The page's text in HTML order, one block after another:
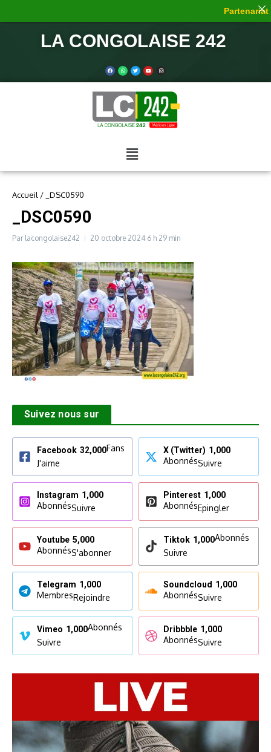
LA CONGOLAISE 242
Accueil / _DSC0590
_DSC0590
Par lacongolaise242 20 octobre 2024 6 h 29 min
Suivez nous sur
Facebook 32,000Fans
J'aime
X (Twitter) 1,000
AbonnésSuivre
Instagram 1,000
AbonnésSuivre
Pinterest 1,000
AbonnésEpingler
Youtube 5,000
AbonnésS'abonner
Tiktok 1,000Abonnés
Suivre
Telegram 1,000
MembresRejoindre
Soundcloud 1,000
AbonnésSuivre
Vimeo 1,000Abonnés
Suivre
Dribbble 1,000
AbonnésSuivre
Partenariat